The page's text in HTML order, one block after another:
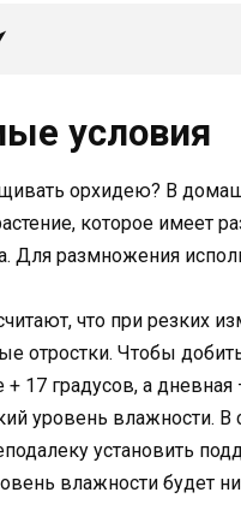
условия
орхидею? В
которое имеет
Для размножения
что при резких
отростки. Чтобы
+ 17 градусов, а
уровень влажности.
установить
влажности будет